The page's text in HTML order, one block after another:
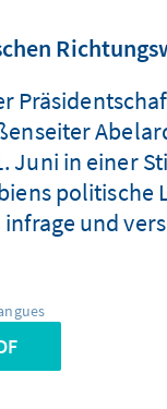
Juni in einer
politische
und